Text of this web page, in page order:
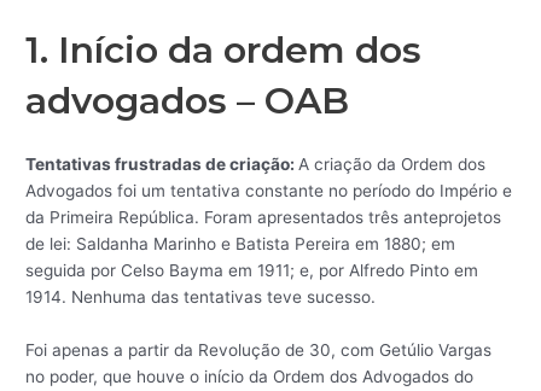
1. Início da ordem dos
advogados – OAB
Tentativas frustradas de criação: A criação da Ordem dos
Advogados foi um tentativa constante no período do Império e
da Primeira República. Foram apresentados três anteprojetos
de lei: Saldanha Marinho e Batista Pereira em 1880; em
seguida por Celso Bayma em 1911; e, por Alfredo Pinto em
1914. Nenhuma das tentativas teve sucesso.
Foi apenas a partir da Revolução de 30, com Getúlio Vargas
no poder, que houve o início da Ordem dos Advogados do